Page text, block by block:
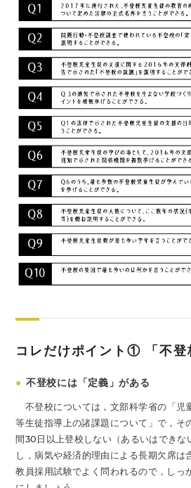
コレだけポイント① 「不登
● 不登校には「定義」がある
不登校については，文部科学省の「児
等生徒指導上の諸課題について」で，そ
間30日以上登校しない（あるいはできな
し，病気や経済的理由による長期欠席は
教員採用試験でよく問われるので，しっ